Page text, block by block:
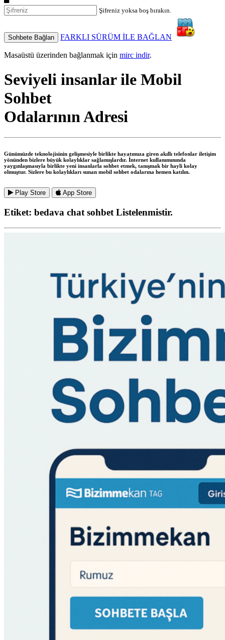
Şifreniz yoksa boş bırakın.
Sohbete Bağlan FARKLI SÜRÜM İLE BAĞLAN
Masaüstü üzerinden bağlanmak için mirc indir.
Seviyeli insanlar ile Mobil
Sohbet
Odalarının Adresi
Günümüzde teknolojisinin gelişmesiyle birlikte hayatımıza giren akıllı telefonlar iletişim
yönünden bizlere büyük kolaylıklar sağlamışlardır. İnternet kullanımınında
yaygınlaşmasıyla birlikte yeni insanlarla sohbet etmek, tanışmak bir hayli kolay
olmuştur. Sizlere bu kolaylıkları sunan mobil sohbet odalarına hemen katılın.
Play Store App Store
Etiket: bedava chat sohbetListelenmistir.